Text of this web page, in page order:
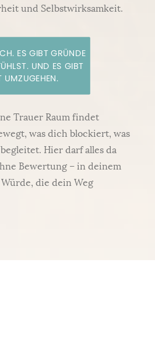
und Selbstwirksamkeit.
ES GIBT GRÜNDE
UND ES GIBT
UMZUGEHEN.
Trauer Raum findet
was dich blockiert, was
Hier darf alles da
Bewertung – in deinem
die dein Weg